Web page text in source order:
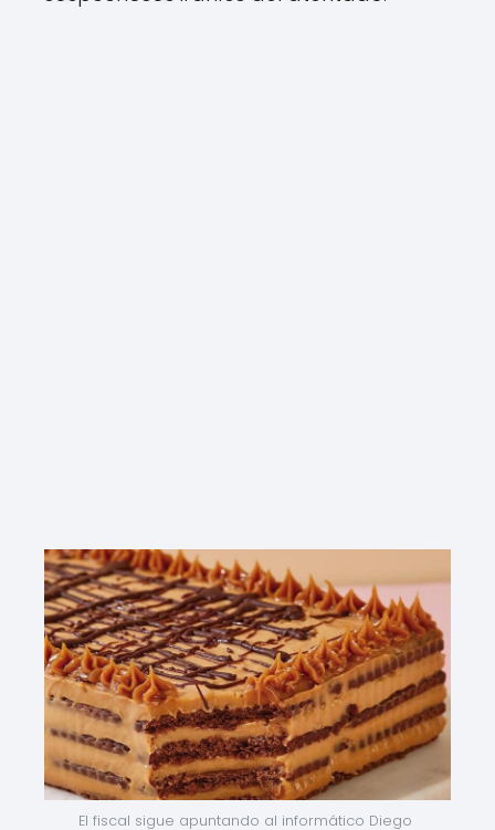
El fiscal sigue apuntando al informático Diego